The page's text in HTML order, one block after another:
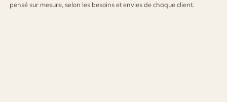
pensé sur mesure, selon les besoins et envies de chaque client.